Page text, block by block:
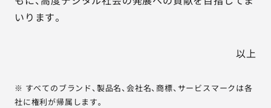
いります。
以上
※ すべてのブランド、製品名、会社名、商標、サービスマークは各
社に権利が帰属します。